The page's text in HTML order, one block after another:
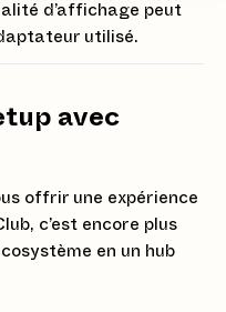
d’affichage peut
utilisé.
avec
offrir une expérience
c’est encore plus
en un hub